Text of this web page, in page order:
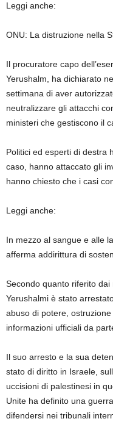
Leggi anche:
ONU: La distruzione nella
Il procuratore capo
Yerushalm, ha dichiarato
settimana di aver
neutralizzare gli attacchi
ministeri che gestiscono il
Politici ed esperti di destra
caso, hanno attaccato gli
hanno chiesto che i casi
Leggi anche:
In mezzo al sangue e alle
afferma addirittura di
Secondo quanto riferito
Yerushalmi è stato
abuso di potere,
informazioni ufficiali da
Il suo arresto e la sua
stato di diritto in Israele,
uccisioni di palestinesi in
Unite ha definito una
difendersi nei tribunali